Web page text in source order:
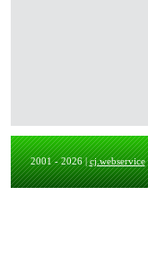
2001 - 2026 |cj.webservice